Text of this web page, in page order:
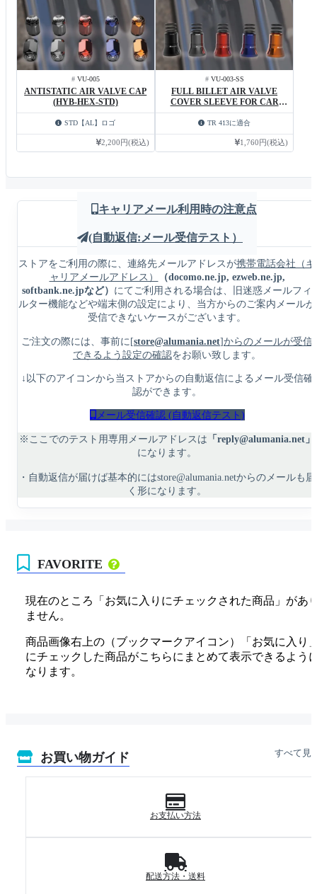
# VU-005
ANTISTATIC AIR VALVE CAP
(HYB-HEX-STD)
STD【AL】ロゴ
2,200円(税込)
# VU-003-SS
FULL BILLET AIR VALVE
COVER SLEEVE FOR CAR
WHEEL GOM VALVE
TR 413に適合
1,760円(税込)
キャリアメール利用時の注意点
(自動返信:メール受信テスト）
ストアをご利用の際に、連絡先メールアドレスが携帯電話会社（キ
ャリアメールアドレス）
（docomo.ne.jp, ezweb.ne.jp,
softbank.ne.jpなど） にてご利用される場合は、旧迷惑メールフィ
ルター機能などや端末側の設定により、当方からのご案内メールが
受信できないケースがございます。
ご注文の際には、事前に[store@alumania.net]からのメールが受信
できるよう設定の確認をお願い致します。
↓以下のアイコンから当ストアからの自動返信によるメール受信確
認ができます。
メール受信確認 (自動返信テスト)
※ここでのテスト用専用メールアドレスは 「reply@alumania.net」
になります。
・自動返信が届けば基本的にはstore@alumania.netからのメールも届
く形になります。
FAVORITE
現在のところ「お気に入りにチェックされた商品」があ
ません。
商品画像右上の（ブックマークアイコン）「お気に入り
にチェックした商品がこちらにまとめて表示できるよう
なります。
お買い物ガイド すべて見
お支払い方法
配送方法・送料